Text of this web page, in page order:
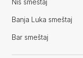
Niš smeštaj
Banja Luka smeštaj
Bar smeštaj